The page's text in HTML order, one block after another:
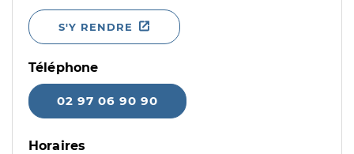
S'Y RENDRE
Téléphone
02 97 06 90 90
Horaires